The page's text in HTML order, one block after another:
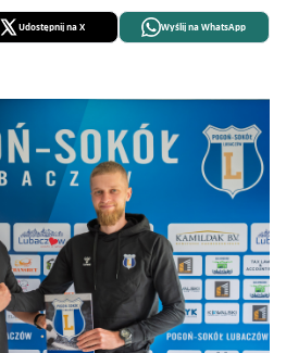
Udostępnij na X Wyślij na WhatsApp